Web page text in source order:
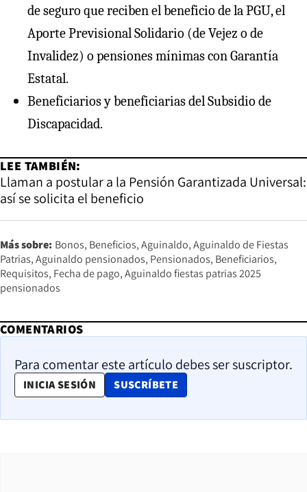
de seguro que reciben el beneficio de la PGU, el
Aporte Previsional Solidario (de Vejez o de
Invalidez) o pensiones mínimas con Garantía
Estatal.
Beneficiarios y beneficiarias del Subsidio de
Discapacidad.
LEE TAMBIÉN:
Llaman a postular a la Pensión Garantizada Universal:
así se solicita el beneficio
Más sobre: Bonos Beneficios Aguinaldo Aguinaldo de Fiestas
Patrias Aguinaldo pensionados Pensionados Beneficiarios
Requisitos Fecha de pago Aguinaldo fiestas patrias 2025
pensionados
COMENTARIOS
Para comentar este artículo debes ser suscriptor.
INICIA SESIÓN SUSCRÍBETE
OPENS IN NEW WINDOW